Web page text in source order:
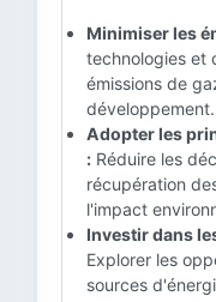
Minimiser les
technologies et
émissions de
développement.
Adopter les
: Réduire les
récupération
l'impact
Investir dans
Explorer les
sources